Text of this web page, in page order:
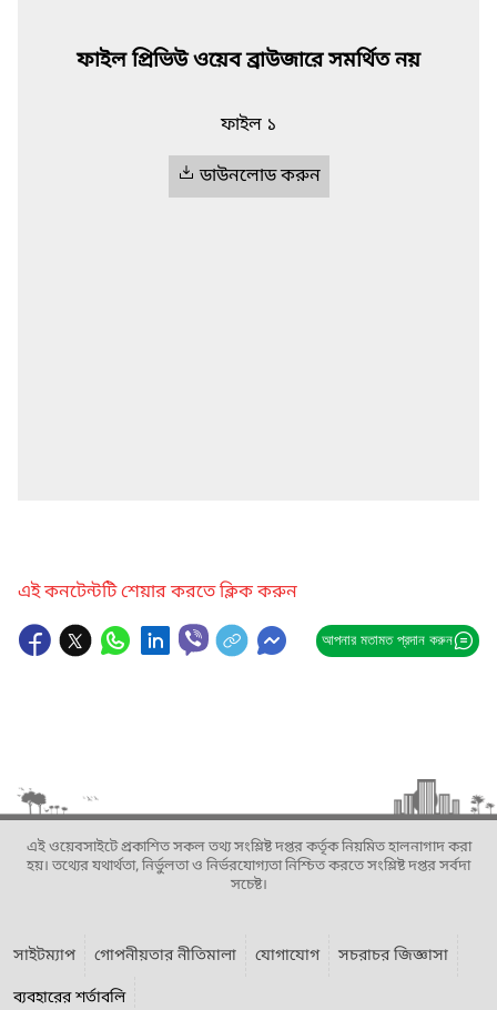
ফাইল প্রিভিউ ওয়েব ব্রাউজারে সমর্থিত নয়
ফাইল ১
ডাউনলোড করুন
এই কনটেন্টটি শেয়ার করতে ক্লিক করুন
আপনার মতামত প্রদান করুন
এই ওয়েবসাইটে প্রকাশিত সকল তথ্য সংশ্লিষ্ট দপ্তর কর্তৃক নিয়মিত হালনাগাদ করা
হয়। তথ্যের যথার্থতা, নির্ভুলতা ও নির্ভরযোগ্যতা নিশ্চিত করতে সংশ্লিষ্ট দপ্তর সর্বদা
সচেষ্ট।
সাইটম্যাপ গোপনীয়তার নীতিমালা যোগাযোগ
সচরাচর জিজ্ঞাসা
ব্যবহারের শর্তাবলি